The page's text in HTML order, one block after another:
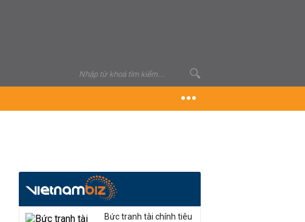
Bức tranh tài chính tiêu